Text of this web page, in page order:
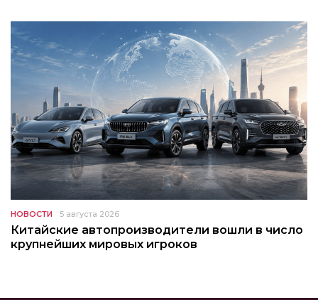
НОВОСТИ 5 августа 2026
Китайские автопроизводители вошли в число
крупнейших мировых игроков